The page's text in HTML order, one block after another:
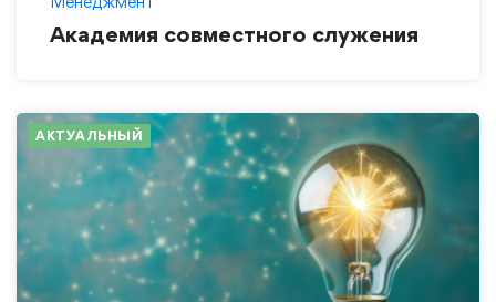
Академия совместного служения
АКТУАЛЬНЫЙ